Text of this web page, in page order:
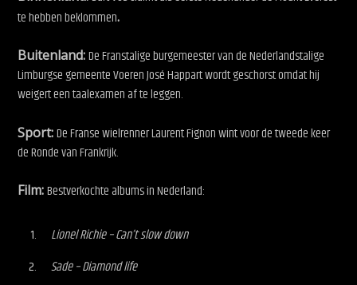
te hebben beklommen.
Buitenland:De Franstalige burgemeester van de Nederlandstalige
Limburgse gemeenteVoeren José Happart wordt geschorst omdat hij
weigert een taalexamen af te leggen.
Sport:De Franse wielrenner Laurent Fignon wint voor de tweede keer
de Ronde van Frankrijk.
Film:Bestverkochte albums in Nederland:
Lionel Richie – Can’t slow down
Sade – Diamond life